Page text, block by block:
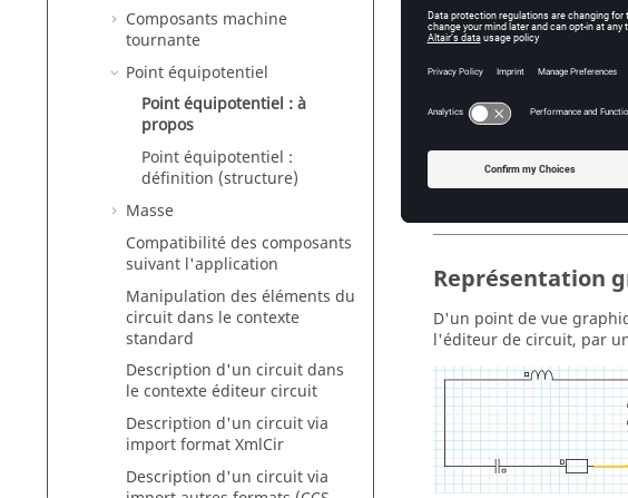
Composants machine
tournante
Point équipotentiel
Point équipotentiel : à
propos
Point équipotentiel :
définition (structure)
Masse
Compatibilité des composants
suivant l'application
Manipulation des éléments du
circuit dans le contexte
standard
Description d'un circuit dans
le contexte éditeur circuit
Description d'un circuit via
import format XmlCir
Description d'un circuit via
Potentiel
au sein du
avec l'import du
directement dans
Représentation
D'un point de vue
l'éditeur de circuit, par